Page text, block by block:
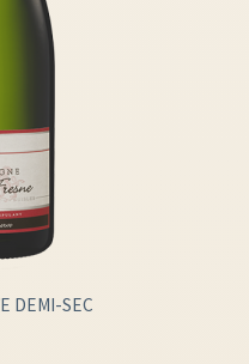
DEMI-SEC